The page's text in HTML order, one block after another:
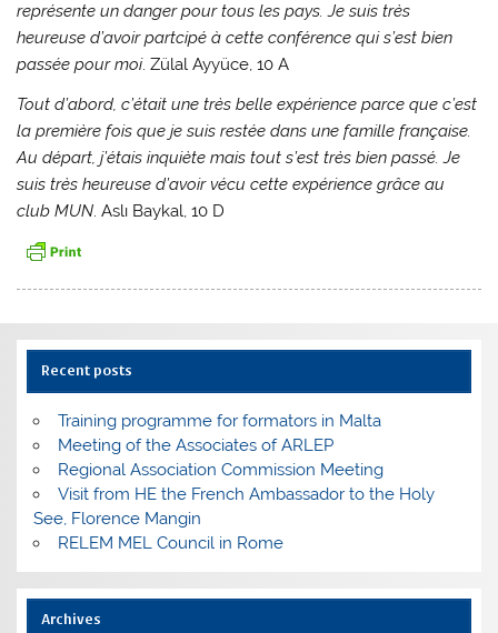
représente un danger pour tous les pays. Je suis très
heureuse d’avoir partcipé à cette conférence qui s’est bien
passée pour moi. Zülal Ayyüce, 10 A
Tout d’abord, c’était une très belle expérience parce que c’est
la première fois que je suis restée dans une famille française.
Au départ, j’étais inquiète mais tout s’est très bien passé. Je
suis très heureuse d’avoir vécu cette expérience grâce au
club MUN. Aslı Baykal, 10 D
Recent posts
Training programme for formators in Malta
Meeting of the Associates of ARLEP
Regional Association Commission Meeting
Visit from HE the French Ambassador to the Holy
See, Florence Mangin
RELEM MEL Council in Rome
Archives